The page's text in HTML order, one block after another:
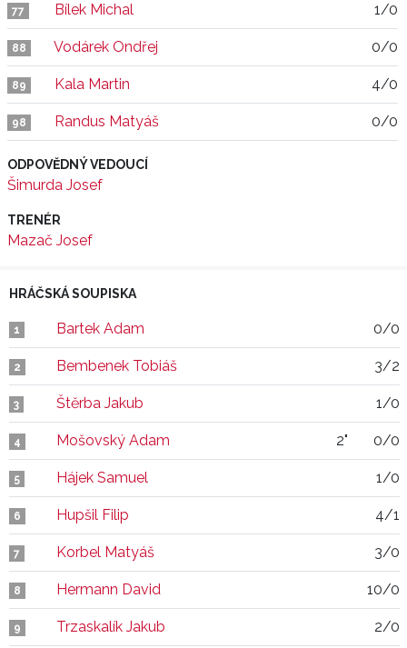
77 Bílek Michal 1/0
88 Vodárek Ondřej 0/0
89 Kala Martin 4/0
98 Randus Matyáš 0/0
ODPOVĚDNÝ VEDOUCÍ
Šimurda Josef
TRENÉR
Mazač Josef
HRÁČSKÁ SOUPISKA
1 Bartek Adam 0/0
2 Bembenek Tobiáš 3/2
3 Štěrba Jakub 1/0
4 Mošovský Adam 2" 0/0
5 Hájek Samuel 1/0
6 Hupšil Filip 4/1
7 Korbel Matyáš 3/0
8 Hermann David 10/0
9 Trzaskalík Jakub 2/0